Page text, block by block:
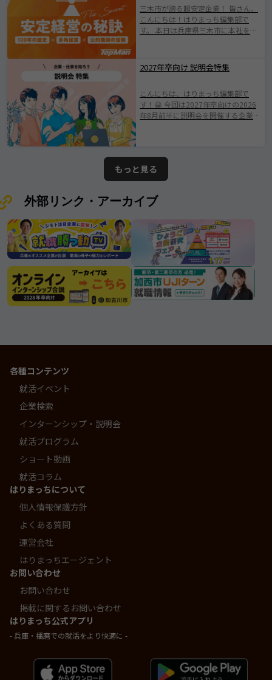
三木市が誇る超安定企業！ 皆さん、
こんにちは！はりまっち編集部で
す。 本日は兵庫県三木市に本社を構
1924年の創業以来、100年にわたり
地域とともに歩んできた歴史ある企
として知られる三木市に根ざした会
社で伝統を守りながらも、 新たな価
値創出に挑戦されている企業です
が誇る優良企業”と呼ぶにふさわしい
存在です。
2027年卒向け 説明会特集
こんにちは、はりまっち編集部で
す！😀 今回は2027年卒向けの2026
年8月前半に説明会を開催する企業を
の情報となります。ムツミ商事株式
会社
もっと見る
外部リンク・アーカイブ
各種コンテンツ
就活イベント
企業検索
インターンシップ・説明会
就活プログラム
ショート動画
就活コラム
はりまっちについて
個人情報保護方針
よくある質問
運営会社
はりまっちエージェント
お問い合わせ
お問い合わせ
掲載に関するお問い合わせ
はりまっち公式アプリ
- 兵庫・播磨での就活をより快適に -